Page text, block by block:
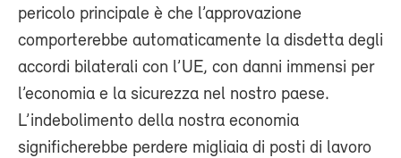
pericolo principale è che l’approvazione
comporterebbe automaticamente la disdetta degli
accordi bilaterali con l’UE, con danni immensi per
l’economia e la sicurezza nel nostro paese.
L’indebolimento della nostra economia
significherebbe perdere migliaia di posti di lavoro